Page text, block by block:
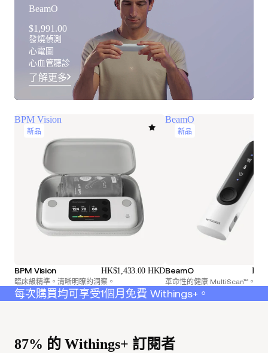
BeamO
$1,991.00
發燒偵測
心電圖
心血管聽診
了解更多
BPM Vision
新品
BPM Vision HK$1,433.00 HKD
臨床級精準。清晰明瞭的洞察。
BeamO
新品
BeamO
革命性的健康 MultiScan™。
每次購買均可享受1個月免費 Withings+。
87% 的 Withings+ 訂閱者